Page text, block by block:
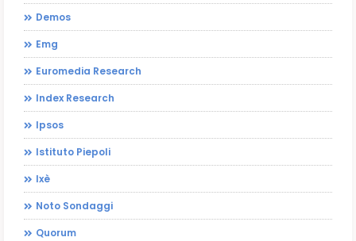
Demos
Emg
Euromedia Research
Index Research
Ipsos
Istituto Piepoli
Ixè
Noto Sondaggi
Quorum